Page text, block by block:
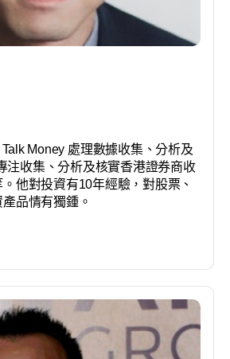
Money 處理數據收集、分析及
注收集、分析及核實香港證券商收
他對投資有10年經驗，對股票、
品情有獨鍾。